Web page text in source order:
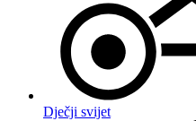
Dječji svijet